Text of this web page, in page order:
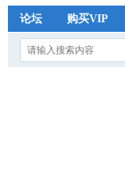
论坛 购买VIP